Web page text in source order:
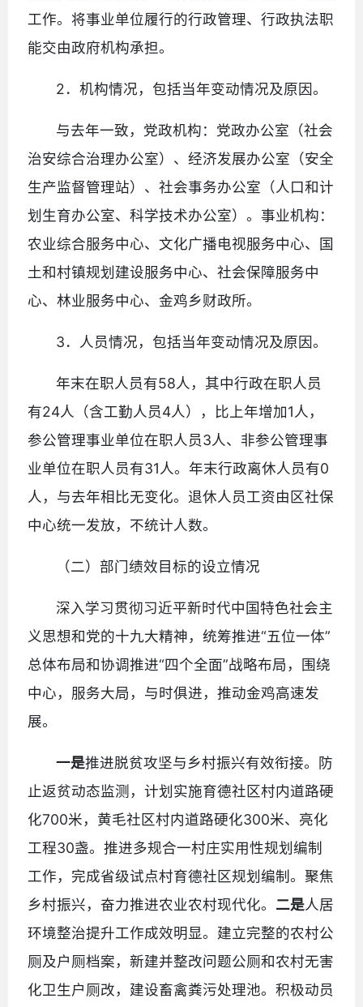
工作。将事业单位履行的行政管理、行政执法职
能交由政府机构承担。
2．机构情况，包括当年变动情况及原因。
与去年一致，党政机构：党政办公室（社会
治安综合治理办公室）、经济发展办公室（安全
生产监督管理站）、社会事务办公室（人口和计
划生育办公室、科学技术办公室）。事业机构：
农业综合服务中心、文化广播电视服务中心、国
土和村镇规划建设服务中心、社会保障服务中
心、林业服务中心、金鸡乡财政所。
3．人员情况，包括当年变动情况及原因。
年末在职人员有58人，其中行政在职人员
有24人（含工勤人员4人），比上年增加1人，
参公管理事业单位在职人员3人、非参公管理事
业单位在职人员有31人。年末行政离休人员有0
人，与去年相比无变化。退休人员工资由区社保
中心统一发放，不统计人数。
（二）部门绩效目标的设立情况
深入学习贯彻习近平新时代中国特色社会主
义思想和党的十九大精神，统筹推进“五位一体”
总体布局和协调推进“四个全面”战略布局，围绕
中心，服务大局，与时俱进，推动金鸡高速发
展。
一是推进脱贫攻坚与乡村振兴有效衔接。防
止返贫动态监测，计划实施育德社区村内道路硬
化700米，黄毛社区村内道路硬化300米、亮化
工程30盏。推进多规合一村庄实用性规划编制
工作，完成省级试点村育德社区规划编制。聚焦
乡村振兴，奋力推进农业农村现代化。 二是人居
环境整治提升工作成效明显。建立完整的农村公
厕及户厕档案，新建并整改问题公厕和农村无害
化卫生户厕改，建设畜禽粪污处理池。积极动员